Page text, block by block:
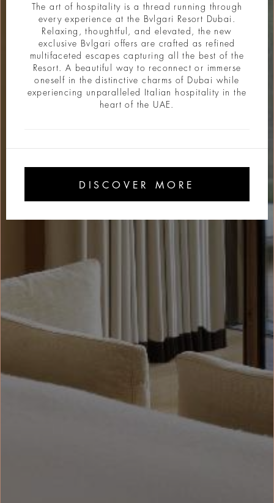
The art of hospitality is a thread running through
every experience at the Bvlgari Resort Dubai.
Relaxing, thoughtful, and elevated, the new
exclusive Bvlgari offers are crafted as refined
multifaceted escapes capturing all the best of the
Resort. A beautiful way to reconnect or immerse
oneself in the distinctive charms of Dubai while
experiencing unparalleled Italian hospitality in the
heart of the UAE.
DISCOVER MORE